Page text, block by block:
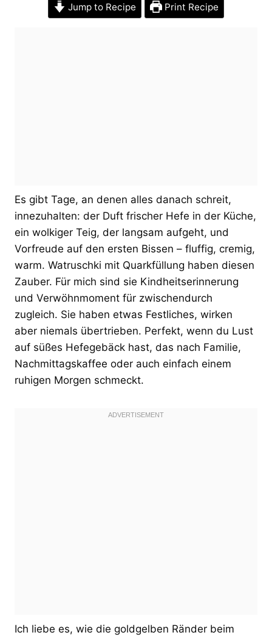
Jump to Recipe Print Recipe
Es gibt Tage, an denen alles danach schreit,
innezuhalten: der Duft frischer Hefe in der Küche,
ein wolkiger Teig, der langsam aufgeht, und
Vorfreude auf den ersten Bissen – fluffig, cremig,
warm. Watruschki mit Quarkfüllung haben diesen
Zauber. Für mich sind sie Kindheitserinnerung
und Verwöhnmoment für zwischendurch
zugleich. Sie haben etwas Festliches, wirken
aber niemals übertrieben. Perfekt, wenn du Lust
auf süßes Hefegebäck hast, das nach Familie,
Nachmittagskaffee oder auch einfach einem
ruhigen Morgen schmeckt.
Ich liebe es, wie die goldgelben Ränder beim